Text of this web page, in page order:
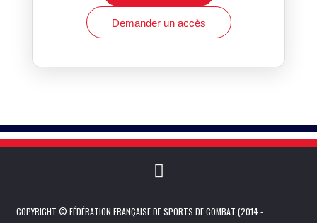
Affiliation et réaffiliation
Demander un accès
COPYRIGHT © FÉDÉRATION FRANÇAISE DE SPORTS DE COMBAT (2014 -